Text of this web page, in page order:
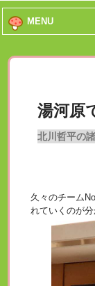
MENU
湯河原
北川哲平の
久々のチーム
れていくのが